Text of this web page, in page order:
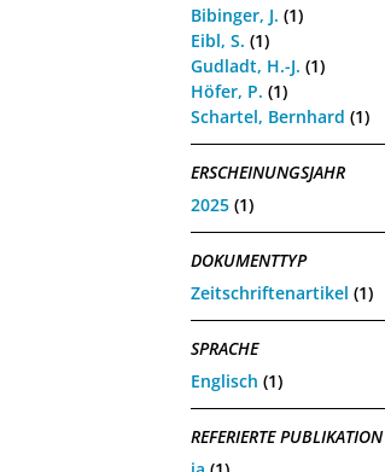
Bibinger, J. (1)
Eibl, S. (1)
Gudladt, H.-J. (1)
Höfer, P. (1)
Schartel, Bernhard (1)
ERSCHEINUNGSJAHR
2025 (1)
DOKUMENTTYP
Zeitschriftenartikel (1)
SPRACHE
Englisch (1)
REFERIERTE PUBLIKATION